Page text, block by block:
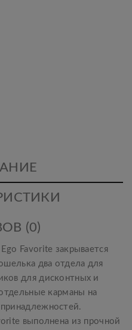
(0)
Favorite закрывается
два отдела для
для дисконтных и
карманы на
выполнена из прочной